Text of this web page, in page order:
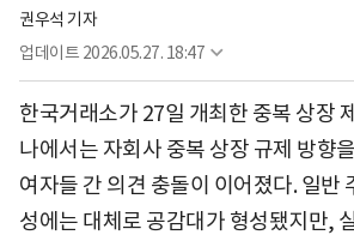
권우석 기자
업데이트 2026.05.27. 18:47
한국거래소가 27일 개최한 중복 상장
나에서는 자회사 중복 상장 규제 방향
여자들 간 의견 충돌이 이어졌다. 일반
성에는 대체로 공감대가 형성됐지만,